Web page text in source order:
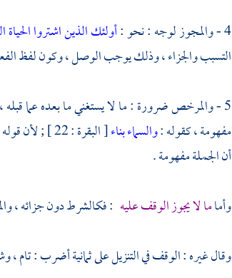
4 - والمجوز لوجه : نحو :
أولئك الذين اشتروا الحياة
التسبب والجزاء ، وذلك يوجب الوصل ، وكون لفظ
5 - والمرخص ضرورة : ما لا يستغني ما بعده عما
مفهومة ، كقوله :والسماء بناء[ البقرة : 22 ] ; لأن قوله :
أن الجملة مفهومة .
وأماما لا يجوز الوقف عليه : فكالشرط دون جزائه ،
وقال غيره : الوقف في التنزيل على ثمانية أضرب : تام ،